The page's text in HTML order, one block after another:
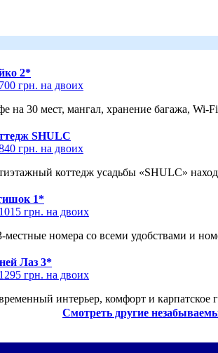
2*
грн. на двоих
на 30 мест, мангал, хранение багажа, Wi-
SHULC
грн. на двоих
коттедж усадьбы «SHULC»
1*
грн. на двоих
местные номера со всеми удобствами и
Лаз 3*
грн. на двоих
интерьер, комфорт и карпатское
Смотреть другие